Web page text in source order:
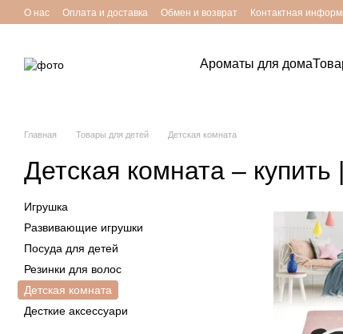
Перейти к основному контенту
О нас Оплата и доставка Обмен и возврат Контактная
Ароматы для дома
Главная Товары для детей Детская комната
Детская комната –
Игрушка
Развивающие игрушки
Посуда для детей
Резинки для волос
Детская комната
Десткие аксессуари